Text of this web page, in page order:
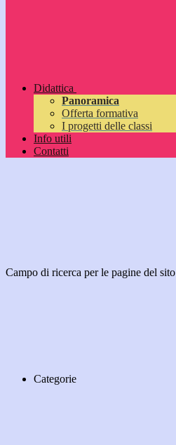
Didattica
Panoramica
Offerta formativa
I progetti delle classi
Info utili
Contatti
Campo di ricerca per le pagine del sito
Categorie